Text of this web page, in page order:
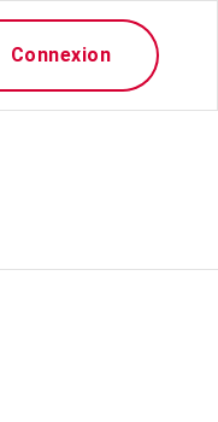
Connexion